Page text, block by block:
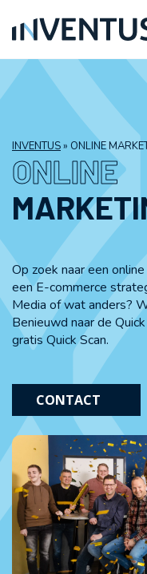
INVENTUS» ONLINE
ONLINE
Op zoek naar een
een E-commerce
Media of wat anders?
Benieuwd naar de
gratis Quick Scan.
CONTACT